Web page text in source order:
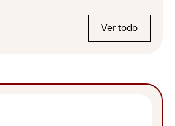
Ver todo